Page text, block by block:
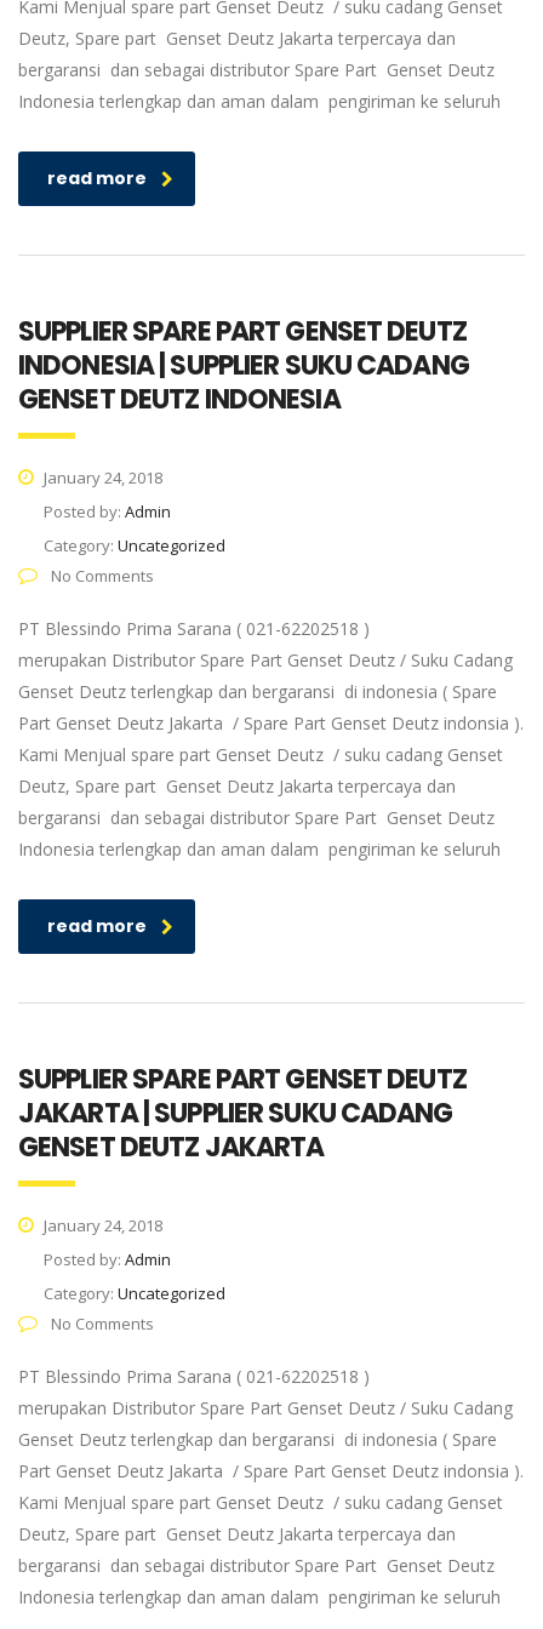
Kami Menjual spare part Genset Deutz / suku cadang Genset
Deutz, Spare part Genset Deutz Jakarta terpercaya dan
bergaransi dan sebagai distributor Spare Part Genset Deutz
Indonesia terlengkap dan aman dalam pengiriman ke seluruh
read more
SUPPLIER SPARE PART GENSET DEUTZ
INDONESIA | SUPPLIER SUKU CADANG
GENSET DEUTZ INDONESIA
January 24, 2018
Posted by: Admin
Category: Uncategorized
No Comments
PT Blessindo Prima Sarana ( 021-62202518 )
merupakan Distributor Spare Part Genset Deutz / Suku Cadang
Genset Deutz terlengkap dan bergaransi di indonesia ( Spare
Part Genset Deutz Jakarta / Spare Part Genset Deutz indonsia ).
Kami Menjual spare part Genset Deutz / suku cadang Genset
Deutz, Spare part Genset Deutz Jakarta terpercaya dan
bergaransi dan sebagai distributor Spare Part Genset Deutz
Indonesia terlengkap dan aman dalam pengiriman ke seluruh
read more
SUPPLIER SPARE PART GENSET DEUTZ
JAKARTA | SUPPLIER SUKU CADANG
GENSET DEUTZ JAKARTA
January 24, 2018
Posted by: Admin
Category: Uncategorized
No Comments
PT Blessindo Prima Sarana ( 021-62202518 )
merupakan Distributor Spare Part Genset Deutz / Suku Cadang
Genset Deutz terlengkap dan bergaransi di indonesia ( Spare
Part Genset Deutz Jakarta / Spare Part Genset Deutz indonsia ).
Kami Menjual spare part Genset Deutz / suku cadang Genset
Deutz, Spare part Genset Deutz Jakarta terpercaya dan
bergaransi dan sebagai distributor Spare Part Genset Deutz
Indonesia terlengkap dan aman dalam pengiriman ke seluruh